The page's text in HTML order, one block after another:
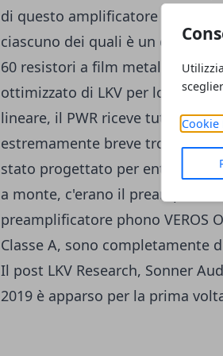
Cookie
di questo amplificatore è lo
ciascuno dei quali è un design
60 resistori a film metallico per
ottimizzato di LKV per lo stadio
lineare, il PWR riceve tutti i
estremamente breve trovato
stato progettato per entrambi gli
a monte, c'erano il
preamplificatore phono VEROS
Classe A, sono completamente
Il post LKV Research, Sonner
2019 è apparso per la prima